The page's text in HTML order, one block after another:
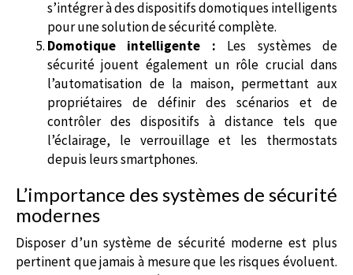
s’intégrer à des dispositifs domotiques intelligents
pour une solution de sécurité complète.
Domotique intelligente : Les systèmes de
sécurité jouent également un rôle crucial dans
l’automatisation de la maison, permettant aux
propriétaires de définir des scénarios et de
contrôler des dispositifs à distance tels que
l’éclairage, le verrouillage et les thermostats
depuis leurs smartphones.
L’importance des systèmes de sécurité
modernes
Disposer d’un système de sécurité moderne est plus
pertinent que jamais à mesure que les risques évoluent.